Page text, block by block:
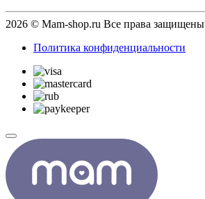
2026 © Mam-shop.ru Все права защищены
Политика конфиденциальности